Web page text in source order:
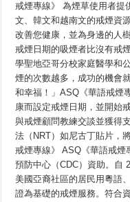
戒煙專線》 為煙草使用者提
文、韓文和越南文的戒煙資
改善您健康，並為身邊的人
戒煙日期的吸煙者比沒有戒
學聖地亞哥分校家庭醫學和
煙的次數越多，成功的機會
和幸福！」ASQ《華語戒煙
康而設定戒煙日期，並開始
與戒煙顧問教練交談並獲得
法（NRT）如尼古丁貼片，
戒煙專線》 ASQ《華語戒煙
預防中心（CDC）資助。自
美國亞裔社區的居民用粵語
證為基礎的戒煙服務。符合